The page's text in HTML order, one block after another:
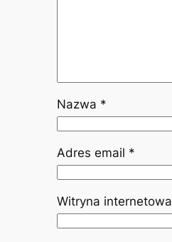
Nazwa *
Adres email *
Witryna internetowa